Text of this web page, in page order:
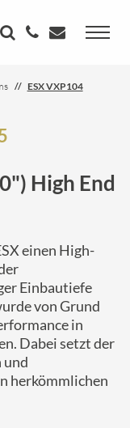
ESX VXP104
High End
einen High-
Einbautiefe
von Grund
in
Dabei setzt der
und
herkömmlichen